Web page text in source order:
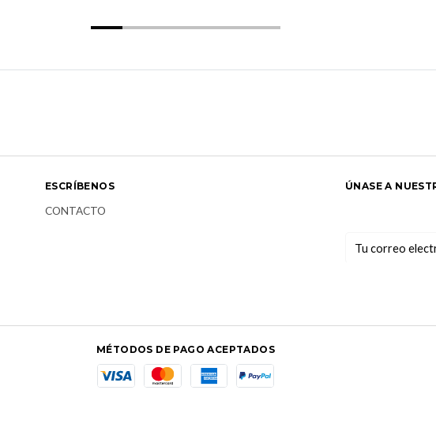
ESCRÍBENOS
CONTACTO
ÚNASE A
MÉTODOS DE PAGO ACEPTADOS